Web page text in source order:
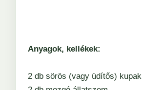
Anyagok, kellékek:
2 db sörös (vagy üdítős) kupak